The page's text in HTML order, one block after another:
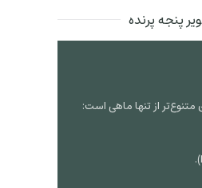
پنجه پرنده
متنوع‌تر از تنها ماهی است: